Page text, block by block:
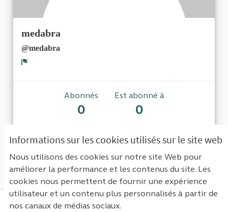
Informations sur les cookies utilisés sur le site web
Nous utilisons des cookies sur notre site Web pour
améliorer la performance et les contenus du site. Les
cookies nous permettent de fournir une expérience
utilisateur et un contenu plus personnalisés à partir de
nos canaux de médias sociaux.
medabra
@medabra
Abonnés
0
Est abonné à
0
Aucun abonnement
Mentions légales